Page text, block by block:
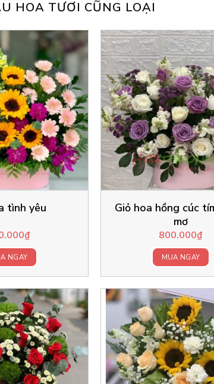
HOA TƯƠI CŨNG LOẠI
tình yêu
₫
NGAY
Giỏ hoa hồng cúc
mơ
800.000₫
MUA NGAY